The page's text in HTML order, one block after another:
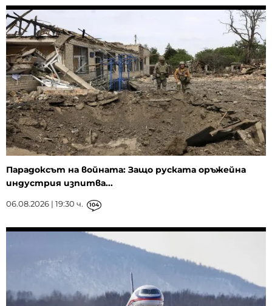
Парадоксът на войната: Защо руската оръжейна
индустрия изпитва...
06.08.2026 | 19:30 ч. 104